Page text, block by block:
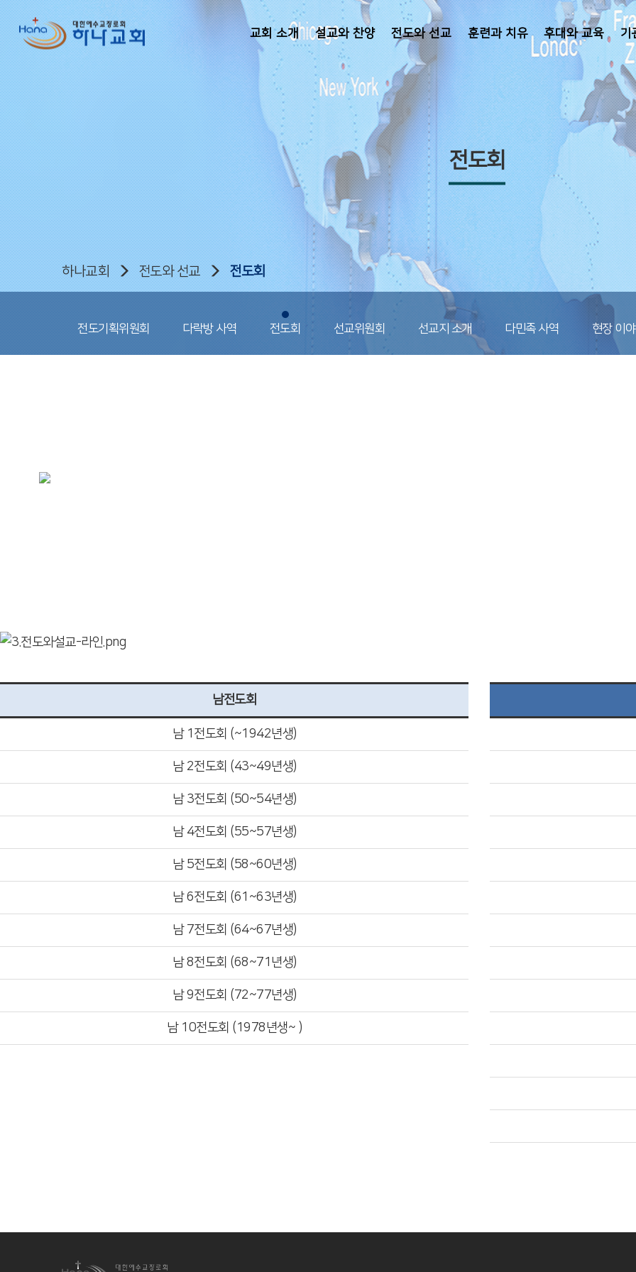
교회 소개 설교와 찬양 전도와 선교 훈련과 치유 후대와 교육 기
전도회
하나교회 전도와 선교 전도회
전도기획위원회 다락방 사역 전도회 선교위원회 선교지 소개 다민족 사역 현장 이
남전도회
남 1전도회 (~1942년생)
남 2전도회 (43~49년생)
남 3전도회 (50~54년생)
남 4전도회 (55~57년생)
남 5전도회 (58~60년생)
남 6전도회 (61~63년생)
남 7전도회 (64~67년생)
남 8전도회 (68~71년생)
남 9전도회 (72~77년생)
남 10전도회 (1978년생~ )